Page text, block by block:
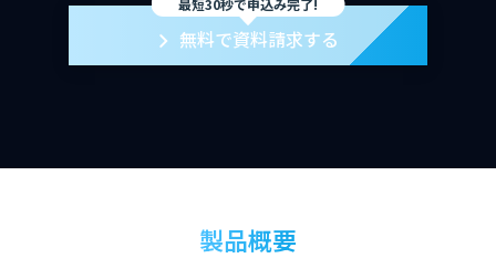
最短30秒で申込み完了!
無料で資料請求する
製品概要